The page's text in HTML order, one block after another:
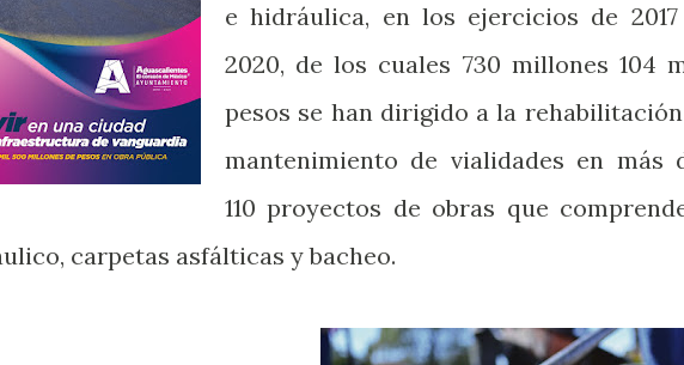
e hidráulica, en los ejercicios de
2020, de los cuales 730 millones 104
pesos se han dirigido a la
mantenimiento de vialidades en más
110 proyectos de obras que
carpetas asfálticas y bacheo.